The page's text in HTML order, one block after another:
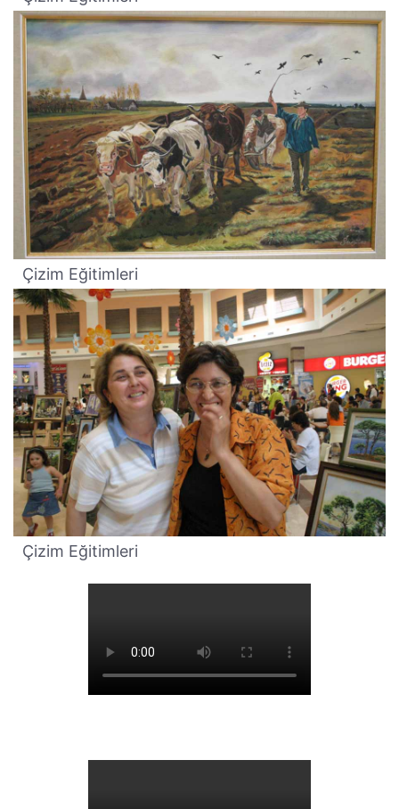
Çizim Eğitimleri
Çizim Eğitimleri